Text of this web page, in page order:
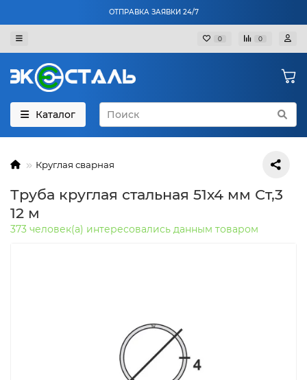
ОТПРАВКА ЗАЯВКИ 24/7
0 0
Каталог
Круглая сварная
Труба круглая стальная 51х4 мм Ст,3
12 м
373 человек(а) интересовались данным товаром